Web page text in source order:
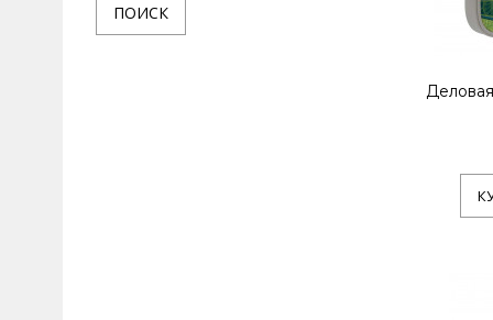
Бежевый
ПОИСК